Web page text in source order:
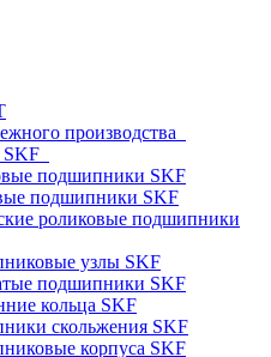
производства
подшипники SKF
подшипники SKF
роликовые подшипники
узлы SKF
подшипники SKF
кольца SKF
скольжения SKF
корпуса SKF